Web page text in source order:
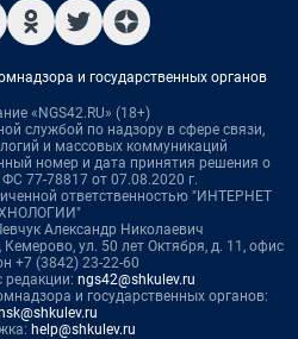
и государственных органов
«NGS42.RU» (18+)
службой по надзору в сфере связи,
и массовых коммуникаций
номер и дата принятия решения о
77-78817 от 07.08.2020 г.
ответственностью "ИНТЕРНЕТ
Александр Николаевич
ул. 50 лет Октября, д. 11, офис
+7 (3842) 23-22-60
редакции: ngs42@shkulev.ru
и государственных органов:
help@shkulev.ru